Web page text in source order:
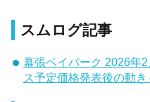
スムログ記事
幕張ベイパーク 2026年
ス予定価格発表後の動き